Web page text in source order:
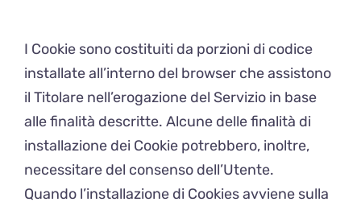
Blog
Eventi
I Cookie sono costituiti da porzioni di codice
installate all’interno del browser che assistono
il Titolare nell’erogazione del Servizio in base
alle finalità descritte. Alcune delle finalità di
installazione dei Cookie potrebbero, inoltre,
necessitare del consenso dell’Utente.
Quando l’installazione di Cookies avviene sulla